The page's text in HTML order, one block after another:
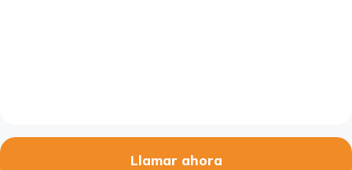
Llamar ahora